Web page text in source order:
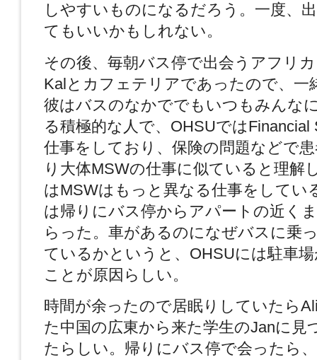
しやすいものになるだろう。一度、
てもいいかもしれない。
その後、毎朝バス停で出会うアフリ
Kalとカフェテリアであったので、一
彼はバスのなかででもいつもみんな
る積極的な人で、OHSUではFinancial
仕事をしており、保険の問題などで
り大体MSWの仕事に似ていると理解
はMSWはもっと異なる仕事をしてい
は帰りにバス停からアパートの近く
らった。車があるのになぜバスに乗
ているかというと、OHSUには駐車
ことが原因らしい。
時間が余ったので居眠りしていたら
た中国の広東から来た学生のJanに見
たらしい。帰りにバス停で会ったら